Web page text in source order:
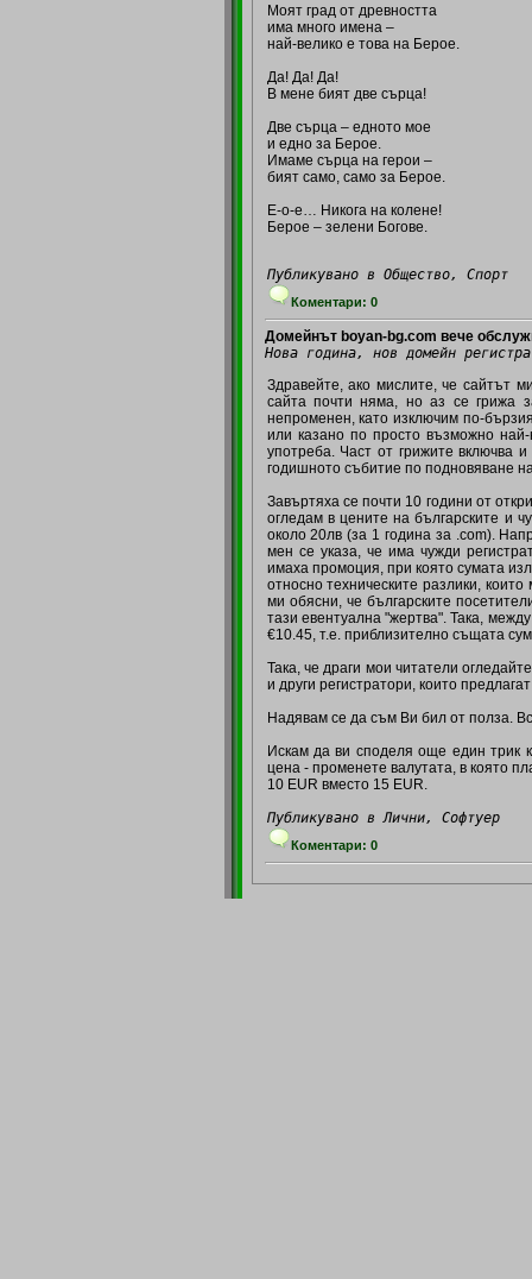
Моят град от древността
има много имена –
най-велико е това на Берое.
Да! Да! Да!
В мене бият две сърца!
Две сърца – едното мое
и едно за Берое.
Имаме сърца на герои –
бият само, само за Берое.
Е-о-е… Никога на колене!
Берое – зелени Богове.
Публикувано в Общество, Спорт
Коментари: 0
Домейнът boyan-bg.com вече
Нова година, нов домейн
Здравейте, ако мислите, че сайтът
сайта почти няма, но аз се грижа
непроменен, като изключим по-
или казано по просто възможно
употреба. Част от грижите включва
годишното събитие по подновяване
Завъртяха се почти 10 години от
огледам в цените на българските и
около 20лв (за 1 година за .com).
мен се указа, че има чужди
имаха промоция, при която сумата
относно техническите разлики,
ми обясни, че българските
тази евентуална "жертва". Така,
€10.45, т.е. приблизително същата
Така, че драги мои читатели
и други регистратори, които
Надявам се да съм Ви бил от полза.
Искам да ви споделя още един трик
цена - променете валутата, в която
10 EUR вместо 15 EUR.
Публикувано в Лични, Софтуер
Коментари: 0